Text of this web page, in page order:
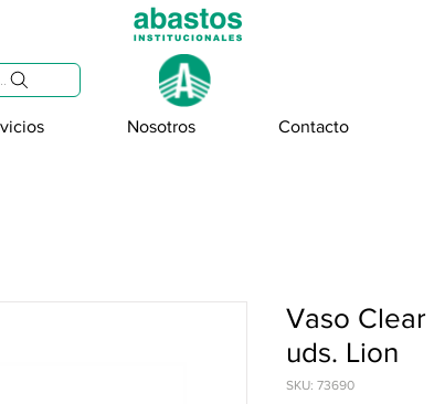
Nosotros Contacto
Vaso Clear
uds. Lion
SKU: 73690